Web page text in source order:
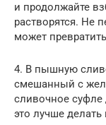
и продолжайте
растворятся. Не
может
4. В пышную
смешанный с
сливочное
это лучше